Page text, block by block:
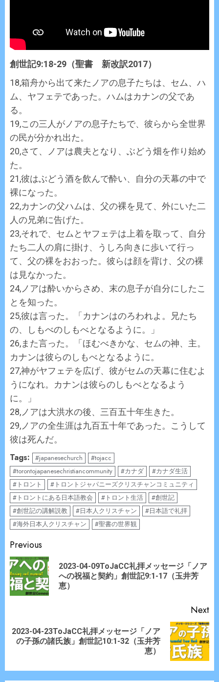
創世記9:18-29（聖書 新改訳2017）
18,箱舟から出て来たノアの息子たちは、セム、ハ
ム、ヤフェテであった。ハムはカナンの父であ
る。
19,この三人がノアの息子たちで、彼らから全世界
の民が分かれ出た。
20,さて、ノアは農夫となり、ぶどう畑を作り始め
た。
21,彼はぶどう酒を飲んで酔い、自分の天幕の中で
裸になった。
22,カナンの父ハムは、父の裸を見て、外にいた二
人の兄弟に告げた。
23,それで、セムとヤフェテは上着を取って、自分
たち二人の肩に掛け、うしろ向きに歩いて行っ
て、父の裸をおおった。彼らは顔を背け、父の裸
は見なかった。
24,ノアは酔いからさめ、末の息子が自分にしたこ
とを知った。
25,彼は言った。「カナンはのろわれよ。兄たち
の、しもべのしもべとなるように。」
26,また言った。「ほむべきかな、セムの神、主。
カナンは彼らのしもべとなるように。
27,神がヤフェテを広げ、彼がセムの天幕に住むよ
うになれ。カナンは彼らのしもべとなるよう
に。」
28,ノアは大洪水の後、三百五十年生きた。
29,ノアの全生涯は九百五十年であった。こうして
彼は死んだ。
Tags: #japanesechurch
#tojacc
#torontojapanesechristiancommunity
#カナダ
#カナダ生活
#トロント
#トロントジャパニーズクリスチャンコミュニティ
#トロントにある日本語教会
#トロント生活
#創世記
#創世記の講解説教
#日本人クリスチャン
#日本語で礼拝
#海外日本人クリスチャン
#聖書の世界観
Continue
Reading
Previous
2023-04-09ToJaCC礼拝メッセージ「ノア
への祝福と契約」創世記9:1-17（玉井芳
恵）
Next
Next
2023-04-23ToJaCC礼拝メッセージ「ノア
の子孫の諸氏族」創世記10:1-32（玉井芳
恵）